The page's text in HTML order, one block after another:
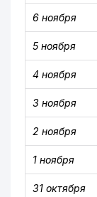
6 ноября
5 ноября
4 ноября
3 ноября
2 ноября
1 ноября
31 октября